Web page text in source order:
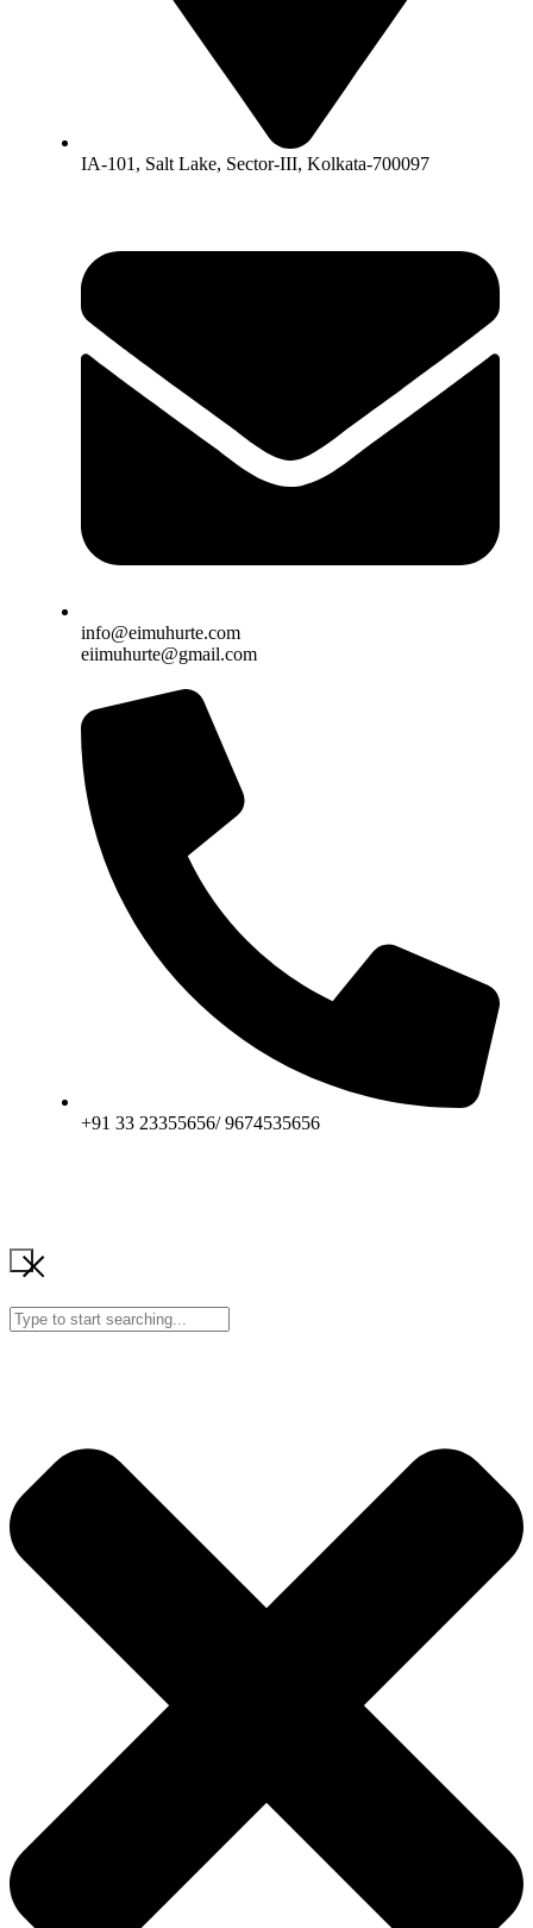
IA-101, Salt Lake, Sector-III, Kolkata-700097
info@eimuhurte.com
eiimuhurte@gmail.com
+91 33 23355656/ 9674535656